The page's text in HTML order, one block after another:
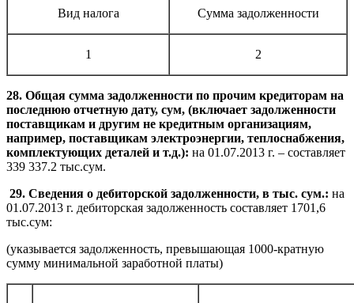
Вид налога Сумма задолженности
1 2
28. Общая сумма задолженности по прочим кредиторам на
последнюю отчетную дату, сум, (включает задолженности
поставщикам и другим не кредитным организациям,
например, поставщикам электроэнергии, теплоснабжения,
комплектующих деталей и т.д.): на 01.07.2013 г. – составляет
339 337.2 тыс.сум.
29. Сведения о дебиторской задолженности, в тыс. сум.: на
01.07.2013 г. дебиторская задолженность составляет 1701,6
тыс.сум:
(указывается задолженность, превышающая 1000-кратную
сумму минимальной заработной платы)